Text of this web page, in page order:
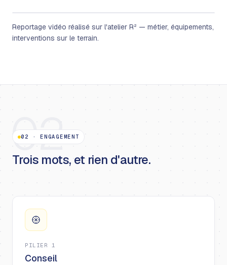
Reportage vidéo réalisé sur l'atelier R² — métier, équipements,
interventions sur le terrain.
02
02 ·ENGAGEMENT
Trois mots, et rien d'autre.
PILIER 1
Conseil